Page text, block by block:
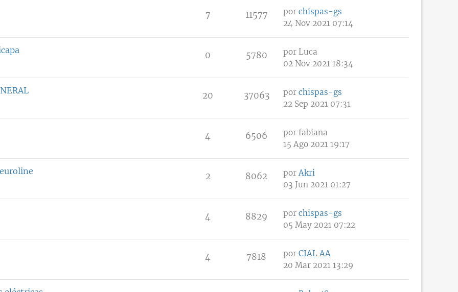
7 11577 por chispas-gs
24 Nov 2021 07:14
0 5780 por Luca
02 Nov 2021 18:34
20 37063 por chispas-gs
22 Sep 2021 07:31
4 6506 por fabiana
15 Ago 2021 19:17
2 8062 porAkri
03 Jun 2021 01:27
4 8829 por chispas-gs
05 May 2021 07:22
4 7818 por CIAL AA
20 Mar 2021 13:29